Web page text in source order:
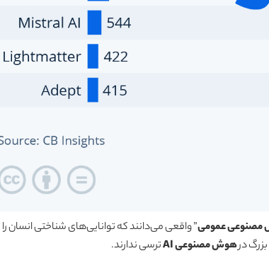
عمومی” واقعی می‌دانند که توانایی‌های شناختی انسان را
درهوش مصنوعی AI ترسی ندارند.